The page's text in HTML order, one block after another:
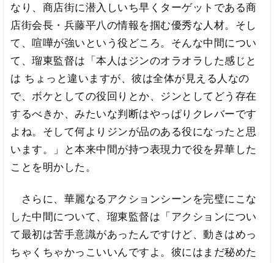
なり、商店街に潜入しいち早くターゲットである商
店街会長・兵藤平八の情報を掴む優秀な人材。そし
て、喧嘩が強いという役どころ。そんな中間につい
て、瑠東監督は「本人はジンのオラオラした感じと
は ちょっと違いますが、彼は全体が見える人なの
で、ボケとしての役回りとか、ジンとしてどう存在
するべきか、みたいな判断はやっぱりクレバーです
よね。そして何よりジンが品のある役になったと思
います。」と本来中間が持つ表現力で役を昇華した
ことを明かした。
さらに、華麗なるアクションシーンを完璧にこな
した中間について、瑠東監督は「アクションについ
て最初は苦手意識があったんですけど、動きはめっ
ちゃくちゃかっこいいんですよ。彼にはまだ秘めた